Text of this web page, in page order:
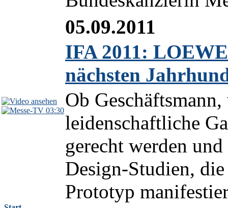
03:30
05.09.2011
IFA 2011:
nächsten
Ob
leidenschaftliche
gerecht werden
Design-Studien,
Prototyp